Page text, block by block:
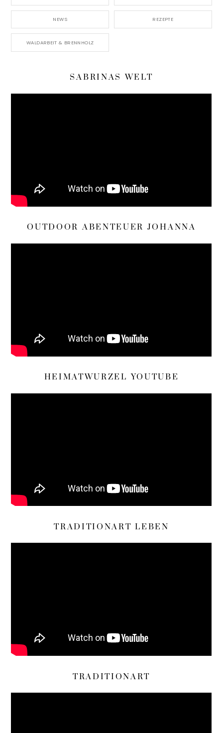
NEWS REZEPTE
WALDARBEIT & BRENNHOLZ
SABRINAS WELT
OUTDOOR ABENTEUER JOHANNA
HEIMATWURZEL YOUTUBE
TRADITIONART LEBEN
TRADITIONART